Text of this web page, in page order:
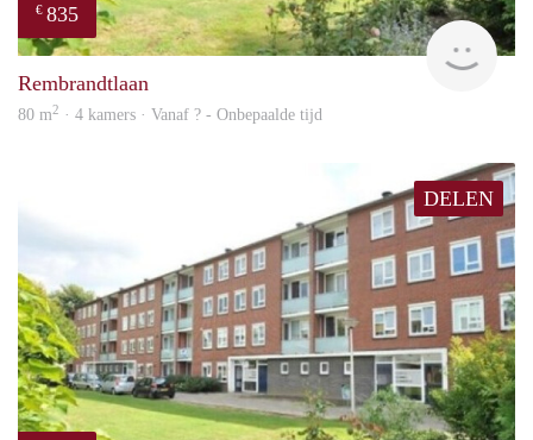
€ 835
Rembrandtlaan
80 m2 · 4 kamers · Vanaf ? - Onbepaalde tijd
DELEN